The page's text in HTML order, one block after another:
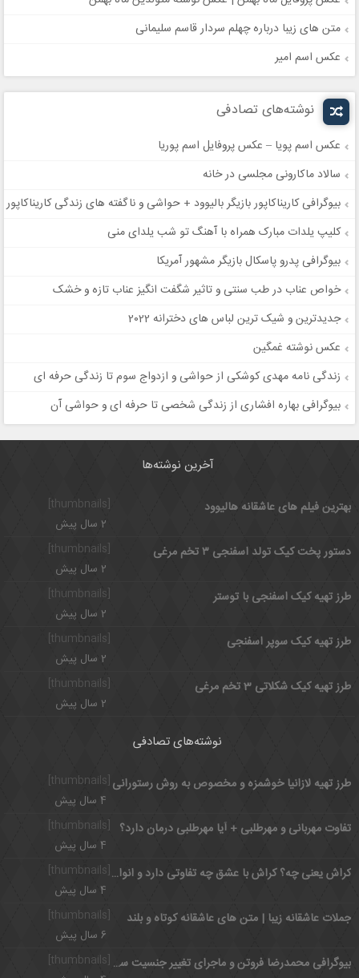
متن های زیبا درباره چهلم سردار قاسم سلیمانی
عکس اسم امیر
نوشته‌های تصادفی
عکس اسم پویا – عکس پروفایل اسم پوریا
سالاد ماکارونی مجلسی در خانه
بیوگرافی کاریناکاپور بازیگر بالیوود + حواشی و ناگفته های زندگی کاریناکاپور
کلیپ‌ یلدات مبارک همراه با آهنگ تو شب یلدای منی
بیوگرافی پدرو پاسکال بازیگر مشهور آمریکا
خواص عناب در طب سنتی و تاثیر شگفت انگیز عناب تازه و خشک
جدیدترین و شیک ترین لباس های دخترانه 2022
عکس نوشته غمگین
زندگی نامه مهدی کوشکی از حواشی و ازدواج سوم تا زندگی حرفه ای
بیوگرافی بهاره افشاری از زندگی شخصی تا حرفه ای و حواشی آن
آخرین نوشته‌ها
بهترین فیلم های عاشقانه هالیوود
2 سال پیش
[thumbnails]
دستور پخت کیک تولد اسفنجی ۳ تخم مرغی
2 سال پیش
طرز تهیه کیک اسفنجی با توستر
2 سال پیش
[thumbnails]
طرز تهیه کیک سوپر اسفنجی
2 سال پیش
طرز تهیه کیک شکلاتی 3 تخم مرغی
2 سال پیش
نوشته‌های تصادفی
[thumbnails] طرز تهیه لازانیا خوشمزه و مخصوص به روش رستورانی
4 سال پیش
تفاوت مهربانی و مهرطلبی + آیا مهرطلبی درمان دارد؟
4 سال پیش
[thumbnails] کراش یعنی چه؟ کراش با عشق چه تفاوتی دارد و انواع کراش چیست؟
4 سال پیش
جملات عاشقانه زیبا | متن های عاشقانه کوتاه و بلند
6 سال پیش
بیوگرافی محمدرضا فروتن و ماجرای تغییر جنسیت سوپراستار دهه هفتاد